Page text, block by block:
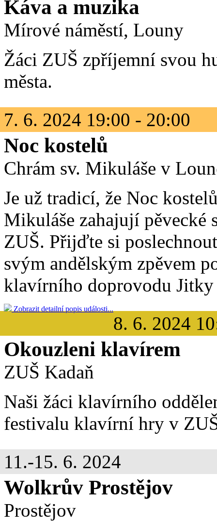
Káva a muzika
Mírové náměstí, Louny
Žáci ZUŠ zpříjemní svou
města.
7. 6. 2024 19:00 - 20:00
Noc kostelů
Chrám sv. Mikuláše v
Je už tradicí, že Noc
Mikuláše zahajují pěvecké
ZUŠ. Přijďte si
svým andělským zpěvem
klavírního doprovodu Jitky
Zobrazit detailní popis události...
8. 6. 2024
Okouzleni klavírem
ZUŠ Kadaň
Naši žáci klavírního
festivalu klavírní hry v
11.-15. 6. 2024
Wolkrův Prostějov
Prostějov